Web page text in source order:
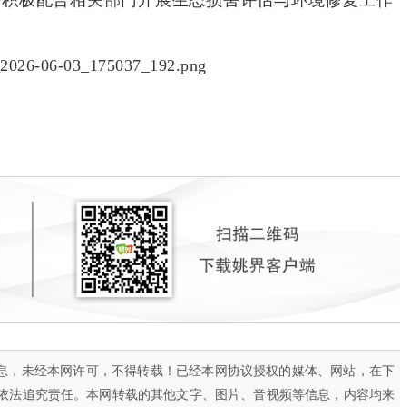
，未经本网许可，不得转载！已经本网协议授权的媒体、网站，在下
法追究责任。本网转载的其他文字、图片、音视频等信息，内容均来